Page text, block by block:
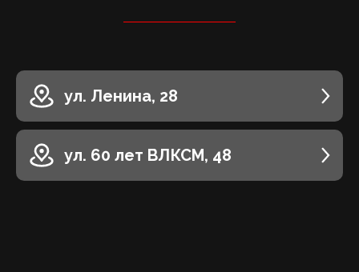
ул. Ленина, 28
ул. 60 лет ВЛКСМ, 48